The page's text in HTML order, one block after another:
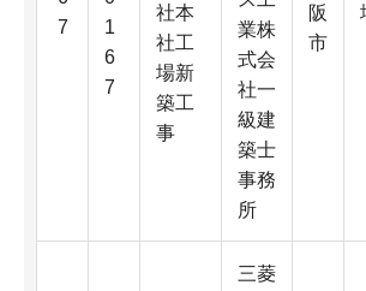
7
1
6
7
社本
社工
場新
築工
事
阪
市
業株
式会
社一
級建
築士
事務
所
三菱